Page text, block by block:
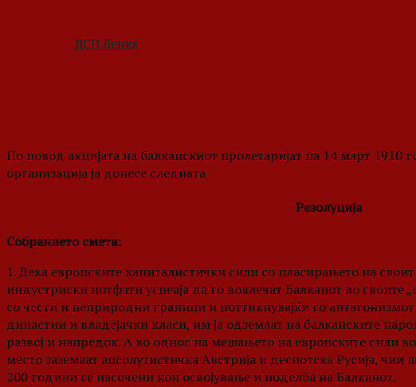
ДСП Ленка
По повод акцијата на балканскиот пролетаријат на 14 март 1910
организација ја донесе следната
Резолуција
Собранието смета:
1. Дека европските капиталистички сили со пласирањето на
индустриски потфати успеаја да го вовлечат Балканот во своите
со чести и неприродни граници и поттикнувајќи го
династии и владејачки класи, им ја одземаат на балканските
развој и напредок. А во однос на мешањето на европските сили
место заземаат апсолутистичка Австрија и деспотска Русија,
200 години се насочени кон освојување и поделба на Балканот.